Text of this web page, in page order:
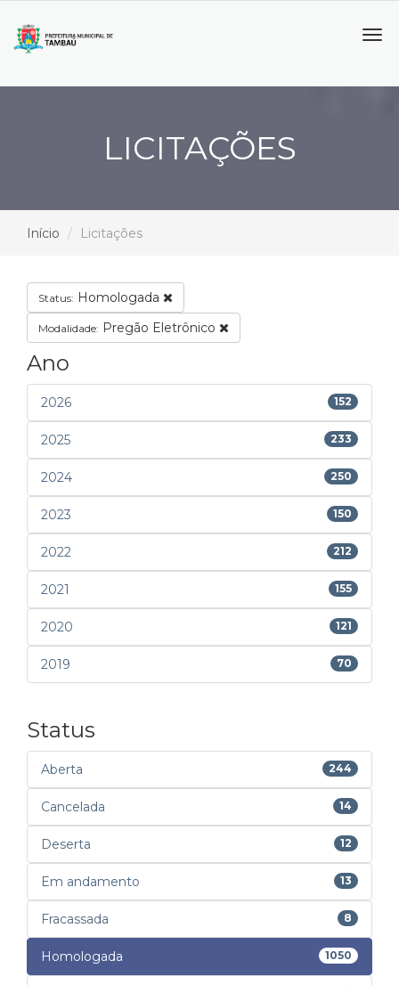
LICITAÇÕES
Início Licitações
Status: Homologada
Modalidade: Pregão Eletrônico
Ano
2026 152
2025 233
2024 250
2023 150
2022 212
2021 155
2020 121
2019 70
Status
Aberta 244
Cancelada 14
Deserta 12
Em andamento 13
Fracassada 8
Homologada 1050